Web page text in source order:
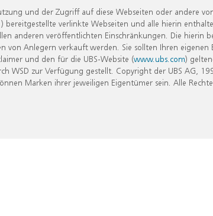
und der Zugriff auf diese Webseiten oder andere
verlinkte Webseiten und alle hierin
anderen veröffentlichten Einschränkungen. Die hierin
Anlegern verkauft werden. Sie sollten Ihren
und den für die UBS-Website (www.ubs.com)
zur Verfügung gestellt. Copyright der UBS AG,
Marken ihrer jeweiligen Eigentümer sein. Alle